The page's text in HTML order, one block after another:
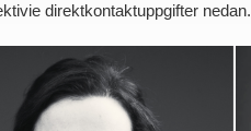
direktkontaktuppgifter nedan.